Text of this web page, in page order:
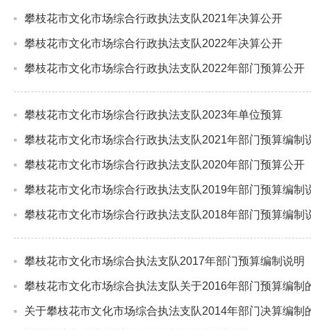
攀枝花市文化市场综合行政执法支队2021年决算公开
攀枝花市文化市场综合行政执法支队2022年决算公开
攀枝花市文化市场综合行政执法支队2022年部门预算公开
攀枝花市文化市场综合行政执法支队2023年单位预算
攀枝花市文化市场综合行政执法支队2021年部门预算编制
攀枝花市文化市场综合行政执法支队2020年部门预算公开
攀枝花市文化市场综合行政执法支队2019年部门预算编制
攀枝花市文化市场综合行政执法支队2018年部门预算编制
攀枝花市文化市场综合执法支队2017年部门预算编制说明
攀枝花市文化市场综合执法支队关于2016年部门预算编制
关于攀枝花市文化市场综合执法支队2014年部门决算编制